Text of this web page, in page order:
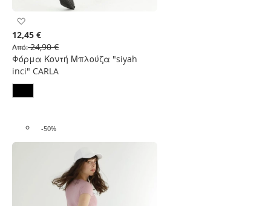
στη
Λίστα
Επιθυμιών
Φόρμα Κοντή Μπλούζα "siyah
inci" CARLA
12,45 €
Από 24,90 €
-50%